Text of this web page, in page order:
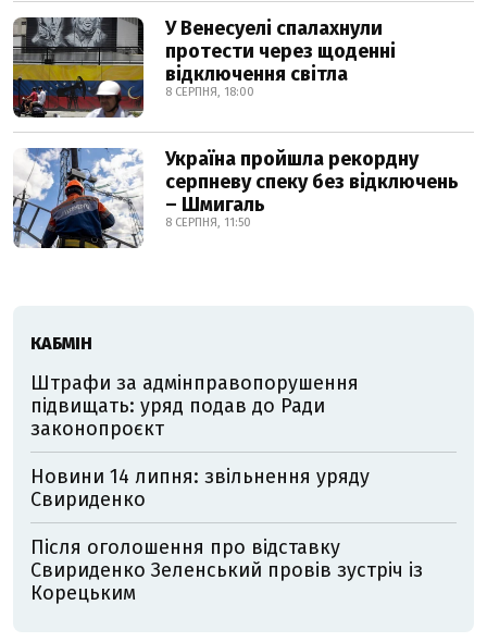
У Венесуелі спалахнули
протести через щоденні
відключення світла
8 СЕРПНЯ, 18:00
Україна пройшла рекордну
серпневу спеку без відключень
– Шмигаль
8 СЕРПНЯ, 11:50
КАБМІН
Штрафи за адмінправопорушення
підвищать: уряд подав до Ради
законопроєкт
Новини 14 липня: звільнення уряду
Свириденко
Після оголошення про відставку
Свириденко Зеленський провів зустріч із
Корецьким